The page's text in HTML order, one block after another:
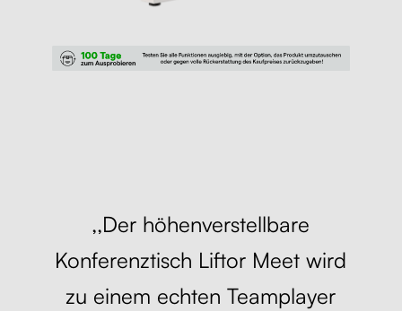
,,Der höhenverstellbare
Konferenztisch Liftor Meet wird
zu einem echten Teamplayer